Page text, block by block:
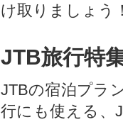
け取りましょう
JTB旅行特
JTBの宿泊プラ
行にも使える、